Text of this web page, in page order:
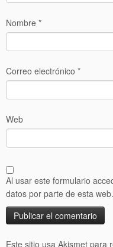
Nombre *
Correo electrónico *
Web
Al usar este formulario
datos por parte de esta web.
Este sitio usa Akismet para